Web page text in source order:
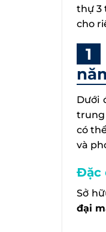
thự 3
cho
Dưới
trung
có
và
Đặc
Sở
đại